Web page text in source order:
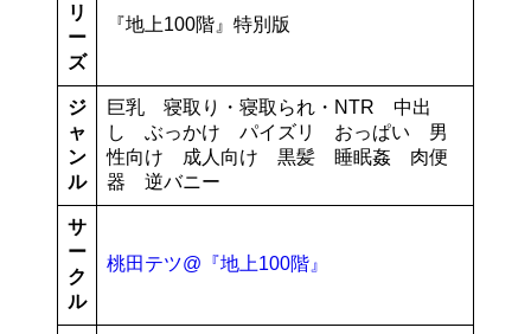
リ
ー
ズ
『地上100階』特別版
ジ
ャ
ン
ル
巨乳 寝取り・寝取られ・NTR 中出
し ぶっかけ パイズリ おっぱい 男
性向け 成人向け 黒髪 睡眠姦 肉便
器 逆バニー
サ
ー
ク
ル
桃田テツ@『地上100階』